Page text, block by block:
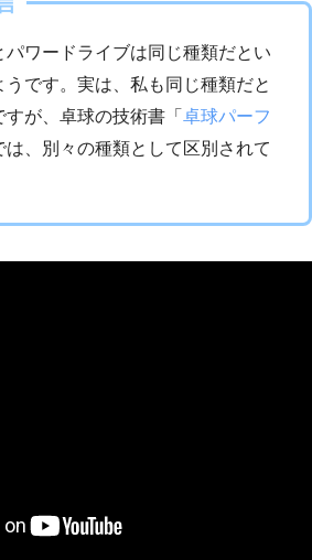
パワードライブは同じ種類だとい
です。実は、私も同じ種類だと
が、卓球の技術書「 卓球パーフ
は、別々の種類として区別されて